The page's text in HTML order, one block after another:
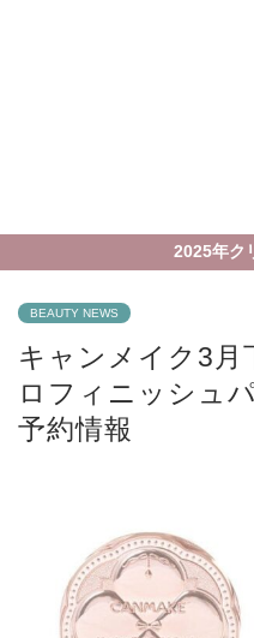
2025年ク
BEAUTY NEWS
キャンメイク3月
ロフィニッシュ
予約情報